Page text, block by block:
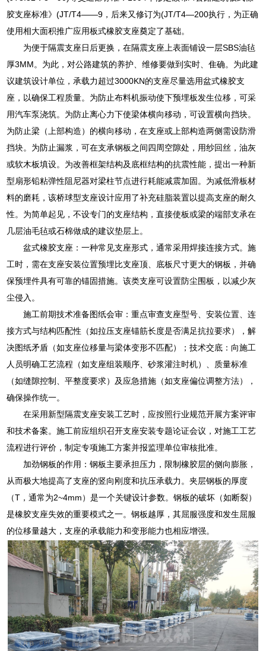
胶支座标准》(JT/T4——9，后来又修订为(JT/T4—200执行，为正确
使用相大面积推广应用板式橡胶支座奠定了基础。
为便于隔震支座日后更换，在隔震支座上表面铺设一层SBS油毡
厚3MM。为此，对公路建筑的养护、维修要做到实时、隹确。为此建
议建筑设计单位，承载力超过3000KN的支座尽量选用盆式橡胶支
座，以确保工程质量。为防止布料机振动使下预埋板发生位移，可采
用汽车泵浇筑。为防止离心力下使梁体横向移动，可设置横向挡块。
为防止梁（上部构造）的横向移动，在支座或上部构造两侧需设防滑
挡块。为防止漏浆，可在支承钢板之间四周空隙处，用纱回丝，油灰
或软木板填设。为改善框架结构及底框结构的抗震性能，提出一种新
型扇形铅粘弹性阻尼器对梁柱节点进行耗能减震加固。为减低滑板材
料的磨耗，该桥球型支座设计应用了补充硅脂装置以提高支座的耐久
性。为简单起见，不设专门的支座结构，直接使板或梁的端部支承在
几层油毛毡或石棉做成的建议垫层上。
盆式橡胶支座：一种常见支座形式，通常采用焊接连接方式。施
工时，需在支座安装位置预埋比支座顶、底板尺寸更大的钢板，并确
保预埋件具有可靠的锚固措施。该类支座可设置防尘围板，以减少灰
尘侵入。
施工前期技术准备图纸会审：重点审查支座型号、安装位置、连
接方式与结构匹配性（如拉压支座锚筋长度是否满足抗拉要求），解
决图纸矛盾（如支座位移量与梁体变形不匹配）；技术交底：向施工
人员明确工艺流程（如支座组装顺序、砂浆灌注时机）、质量标准
（如缝隙控制、平整度要求）及应急措施（如支座偏位调整方法），
确保操作统一。
在采用新型隔震支座安装工艺时，应按照行业规范开展方案评审
和技术备案。施工前应组织召开支座安装专题论证会议，对施工工艺
流程进行评价，制定专项施工方案并报监理单位审核批准。
加劲钢板的作用：钢板主要承担压力，限制橡胶层的侧向膨胀，
从而极大地提高了支座的竖向刚度和抗压承载力。夹层钢板的厚度
（T，通常为2~4mm）是一个关键设计参数。钢板的破坏（如断裂）
是橡胶支座失效的重要模式之一。钢板越厚，其屈服强度和发生屈服
的位移量越大，支座的承载能力和变形能力也相应增强。